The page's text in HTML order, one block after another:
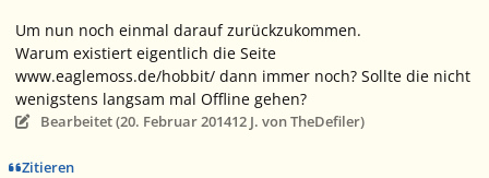
Um nun noch einmal darauf zurückzukommen.
Warum existiert eigentlich die Seite
www.eaglemoss.de/hobbit/ dann immer noch? Sollte die nicht
wenigstens langsam mal Offline gehen?
Bearbeitet (20. Februar 201412 J. von TheDefiler)
Zitieren